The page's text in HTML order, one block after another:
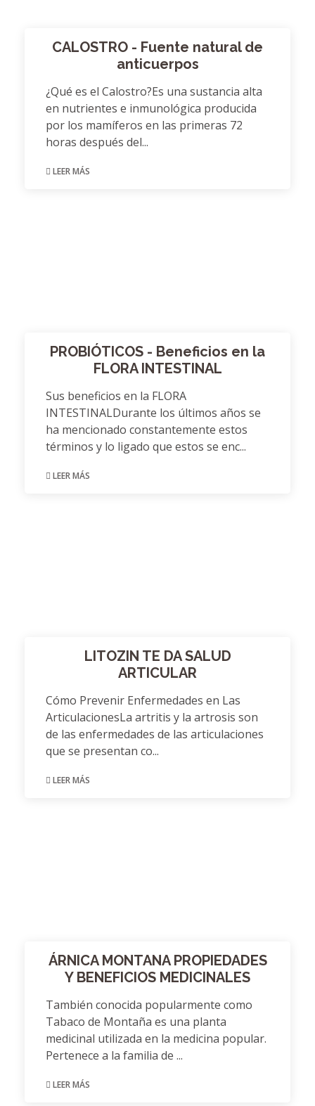
CALOSTRO - Fuente natural de
anticuerpos
¿Qué es el Calostro?Es una sustancia alta
en nutrientes e inmunológica producida
por los mamíferos en las primeras 72
horas después del...
LEER MÁS
PROBIÓTICOS - Beneficios en la
FLORA INTESTINAL
Sus beneficios en la FLORA
INTESTINALDurante los últimos años se
ha mencionado constantemente estos
términos y lo ligado que estos se enc...
LEER MÁS
LITOZIN TE DA SALUD
ARTICULAR
Cómo Prevenir Enfermedades en Las
ArticulacionesLa artritis y la artrosis son
de las enfermedades de las articulaciones
que se presentan co...
LEER MÁS
ÁRNICA MONTANA PROPIEDADES
Y BENEFICIOS MEDICINALES
También conocida popularmente como
Tabaco de Montaña es una planta
medicinal utilizada en la medicina popular.
Pertenece a la familia de ...
LEER MÁS